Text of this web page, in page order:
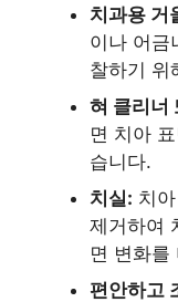
치과용 거
이나 어금
찰하기 위
혀 클리너
면 치아
습니다.
치실: 치
제거하여
면 변화를
편안하고